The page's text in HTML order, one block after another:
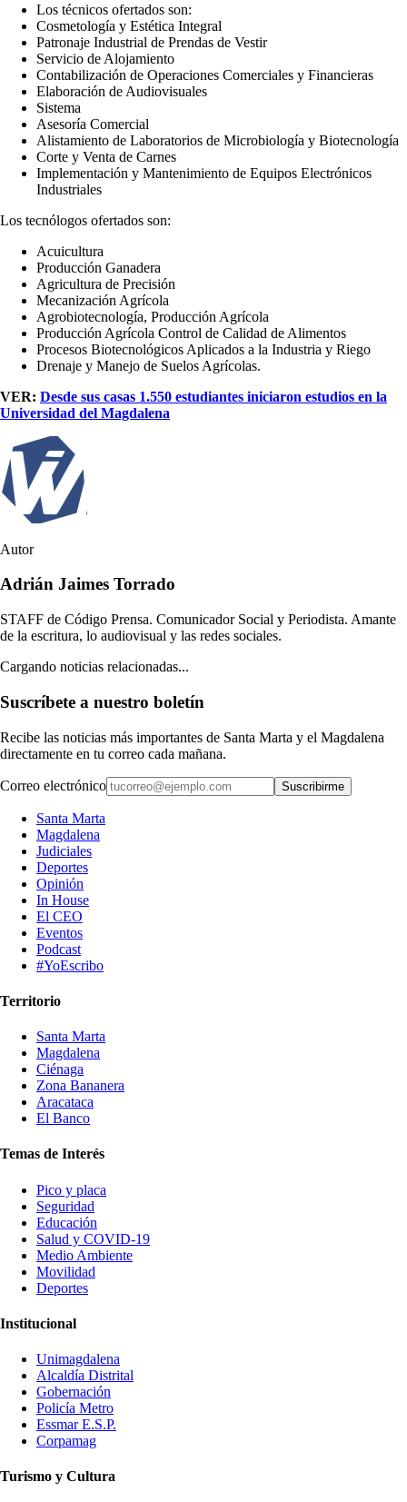
Los técnicos ofertados son:
Cosmetología y Estética Integral
Patronaje Industrial de Prendas de Vestir
Servicio de Alojamiento
Contabilización de Operaciones Comerciales y Financieras
Elaboración de Audiovisuales
Sistema
Asesoría Comercial
Alistamiento de Laboratorios de Microbiología y Biotecnología
Corte y Venta de Carnes
Implementación y Mantenimiento de Equipos Electrónicos
Industriales
Los tecnólogos ofertados son:
Acuicultura
Producción Ganadera
Agricultura de Precisión
Mecanización Agrícola
Agrobiotecnología, Producción Agrícola
Producción Agrícola Control de Calidad de Alimentos
Procesos Biotecnológicos Aplicados a la Industria y Riego
Drenaje y Manejo de Suelos Agrícolas.
VER: Desde sus casas 1.550 estudiantes iniciaron estudios en la
Universidad del Magdalena
Autor
Adrián Jaimes Torrado
STAFF de Código Prensa. Comunicador Social y Periodista. Amante
de la escritura, lo audiovisual y las redes sociales.
Cargando noticias relacionadas...
Suscríbete a nuestro boletín
Recibe las noticias más importantes de Santa Marta y el Magdalena
directamente en tu correo cada mañana.
Correo electrónico Suscribirme
Santa Marta
Magdalena
Judiciales
Deportes
Opinión
In House
El CEO
Eventos
Podcast
#YoEscribo
Territorio
Santa Marta
Magdalena
Ciénaga
Zona Bananera
Aracataca
El Banco
Temas de Interés
Pico y placa
Seguridad
Educación
Salud y COVID-19
Medio Ambiente
Movilidad
Deportes
Institucional
Unimagdalena
Alcaldía Distrital
Gobernación
Policía Metro
Essmar E.S.P.
Corpamag
Turismo y Cultura